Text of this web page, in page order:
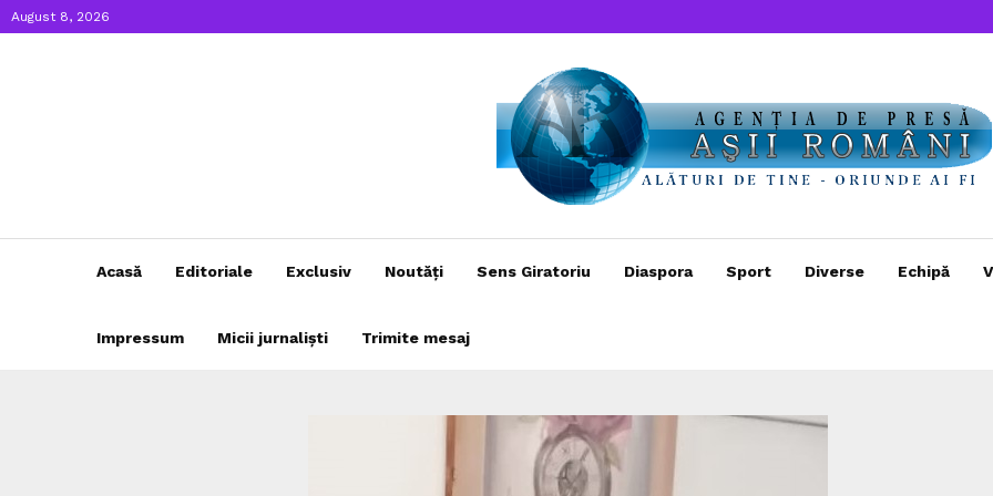
August 8, 2026
Acasă Editoriale Exclusiv Noutăți Sens Giratoriu Diaspora Sport Diverse Echipă
Impressum Micii jurnaliști Trimite mesaj